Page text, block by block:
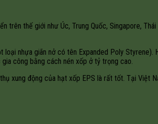
thế giới như Úc, Trung Quốc, Singapore,
nhựa giãn nở có tên Expanded Poly Styrene).
công bằng cách nén xốp ở tỷ trọng cao.
xung động của hạt xốp EPS là rất tốt. Tại Việt